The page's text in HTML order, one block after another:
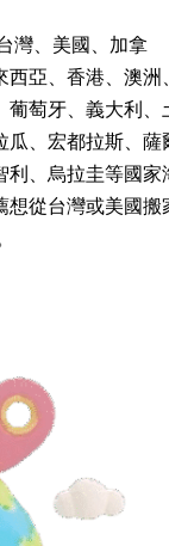
灣、美國、加拿
西亞、香港、澳洲
葡萄牙、義大利、
瓜、宏都拉斯、薩
利、烏拉圭等國家
想從台灣或美國搬